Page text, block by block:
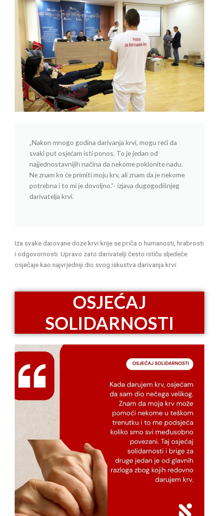
„Nakon mnogo godina darivanja krvi, mogu reći da
svaki put osjećam isti ponos. To je jedan od
najjednostavnijih načina da nekome poklonite nadu.
Ne znam ko će primiti moju krv, ali znam da je nekome
potrebna i to mi je dovoljno.“- izjava dugogodišnjeg
darivatelja krvi.
Iza svake darovane doze krvi krije se priča o humanosti, hrabrosti
i odgovornosti. Upravo zato darivatelji često ističu sljedeće
osjećaje kao najvrjedniji dio svog iskustva darivanja krvi:
OSJEĆAJ
SOLIDARNOSTI